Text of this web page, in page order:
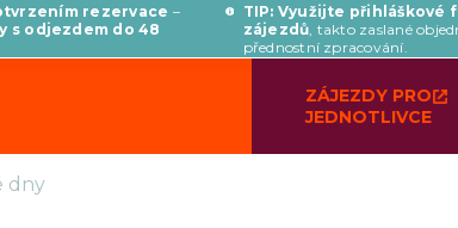
rezervace –
s odjezdem do 48
TIP: Využijte přihláškové
zájezdů , takto zaslané
přednostní zpracování.
ZÁJEZDY PRO
JEDNOTLIVCE
dny